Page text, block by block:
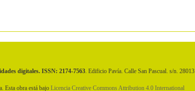
digitales. ISSN: 2174-7563. Edificio Pavía. Calle San Pascual. s/n. 28013
Esta obra está bajo Licencia Creative Commons Attribution 4.0 International